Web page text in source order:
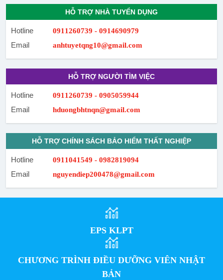
HỖ TRỢ NHÀ TUYỂN DỤNG
Hotline 0911260739 - 0914690979
Email anhtuyetqng10@gmail.com
HỖ TRỢ NGƯỜI TÌM VIỆC
Hotline 0911260739 - 0905059944
Email hduongbhtnqn@gmail.com
HỖ TRỢ CHÍNH SÁCH BẢO HIỂM THẤT NGHIỆP
Hotline 0911041549 - 0982819094
Email nguyendiep200478@gmail.com
EPS KLPT
CHƯƠNG TRÌNH ĐIỀU DƯỠNG VIÊN NHẬT
BẢN